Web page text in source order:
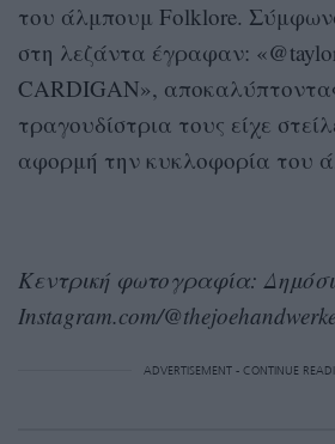
του άλμπουμ Folklore.
στη λεζάντα έγραφαν:
CARDIGAN»,
τραγουδίστρια τους είχε
αφορμή την κυκλοφορία του
Κεντρική φωτογραφία:
Instagram.com/@
ADVERTISEMENT - CONTINUE